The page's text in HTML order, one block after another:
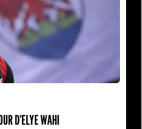
D’ELYE WAHI